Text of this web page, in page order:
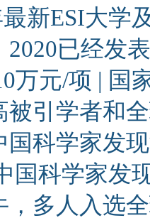
新ESI大学
已经发
万元/项 | 国
被引学者和
国科学家发
国科学家发
，多人入选